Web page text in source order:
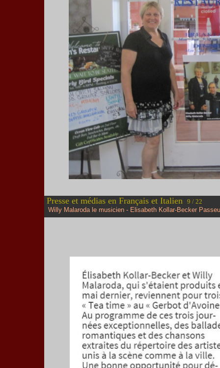
Presse et médias en Français et Italien 9 / 22
Willy Malaroda le musicien - Elisabeth Kollar-Becker